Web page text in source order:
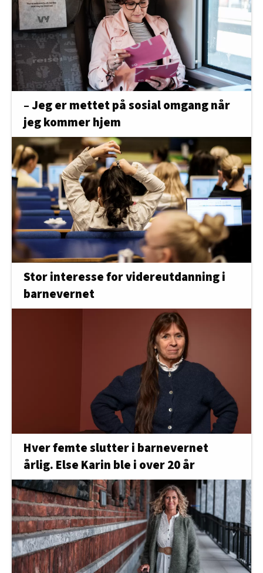
– Jeg er mettet på sosial omgang når
jeg kommer hjem
Stor interesse for videreutdanning i
barnevernet
Hver femte slutter i barnevernet
årlig. Else Karin ble i over 20 år